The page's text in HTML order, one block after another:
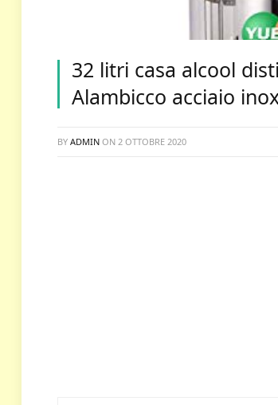
32 litri casa alcool
Alambicco acciaio
BY ADMIN ON 2 OTTOBRE 2020